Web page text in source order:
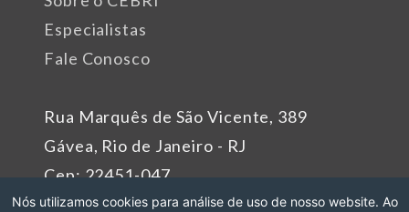
Rua Marquês de São Vicente, 389
Gávea, Rio de Janeiro - RJ
Cep: 22451-047
Fone: +55 (21) 99627-2758
Especialistas
Fale Conosco
Nós utilizamos cookies para análise de uso de nosso website. Ao